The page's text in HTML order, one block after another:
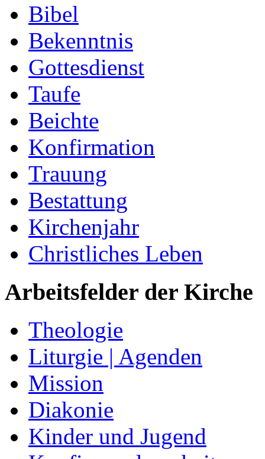
Bibel
Bekenntnis
Gottesdienst
Taufe
Beichte
Konfirmation
Trauung
Bestattung
Kirchenjahr
Christliches Leben
Arbeitsfelder der Kirche
Theologie
Liturgie | Agenden
Mission
Diakonie
Kinder und Jugend